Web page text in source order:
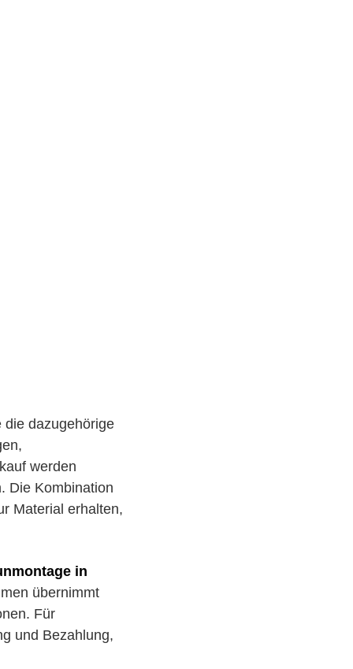
die dazugehörige
werden
Die Kombination
Material erhalten,
in
übernimmt
Für
und Bezahlung,